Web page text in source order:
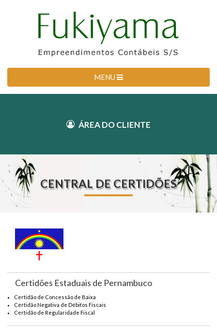
MENU
ÁREA DO CLIENTE
CENTRAL DE CERTIDÕES
Certidões Estaduais de Pernambuco
Certidão de Concessão de Baixa
Certidão Negativa de Débitos Fiscais
Certidão de Regularidade Fiscal